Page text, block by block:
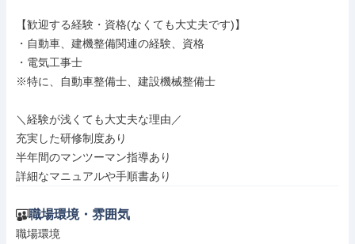
【歓迎する経験・資格(なくても大丈夫です)】
・自動車、建機整備関連の経験、資格
・電気工事士
※特に、自動車整備士、建設機械整備士
＼経験が浅くても大丈夫な理由／
充実した研修制度あり
半年間のマンツーマン指導あり
詳細なマニュアルや手順書あり
職場環境・雰囲気
職場環境